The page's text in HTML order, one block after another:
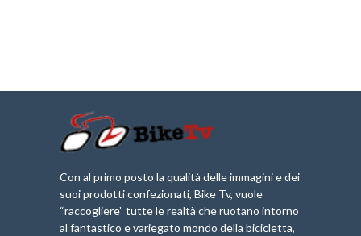
Con al primo posto la qualità delle immagini e dei
suoi prodotti confezionati, Bike Tv, vuole
“raccogliere” tutte le realtà che ruotano intorno
al fantastico e variegato mondo della bicicletta,